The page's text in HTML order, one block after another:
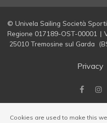
© Univela Sailing Società
Regione 017189-OST-00001 |
25010 Tremosine sul Garda
Privacy
Cookies are used to make this